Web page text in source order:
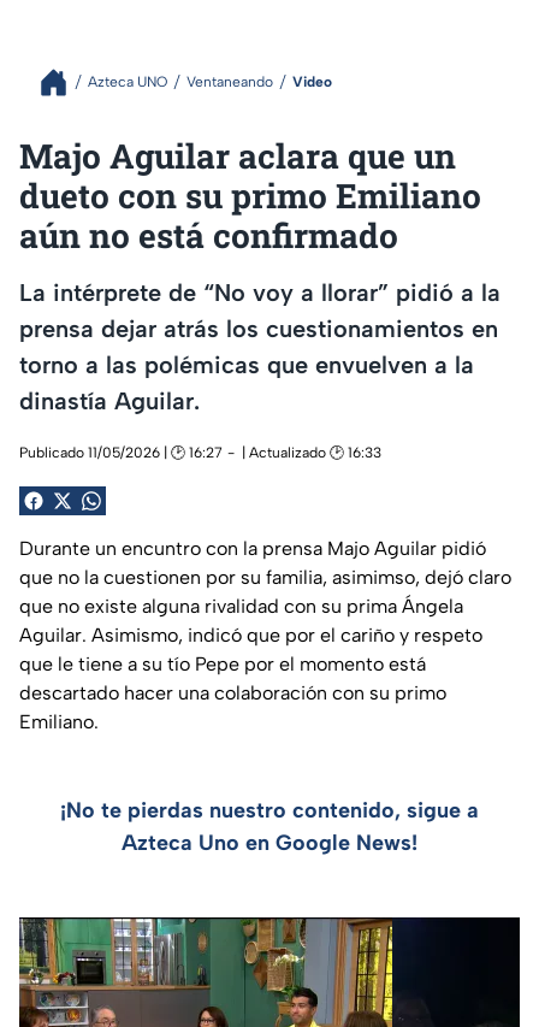
Azteca UNO Ventaneando Video
Majo Aguilar aclara que un
dueto con su primo Emiliano
aún no está confirmado
La intérprete de “No voy a llorar” pidió a la
prensa dejar atrás los cuestionamientos en
torno a las polémicas que envuelven a la
dinastía Aguilar.
Publicado 11/05/2026 | 🕑 16:27 | Actualizado 🕑 16:33
Durante un encuntro con la prensa Majo Aguilar pidió
que no la cuestionen por su familia, asimimso, dejó claro
que no existe alguna rivalidad con su prima Ángela
Aguilar. Asimismo, indicó que por el cariño y respeto
que le tiene a su tío Pepe por el momento está
descartado hacer una colaboración con su primo
Emiliano.
¡No te pierdas nuestro contenido, sigue a
Azteca Uno en Google News!